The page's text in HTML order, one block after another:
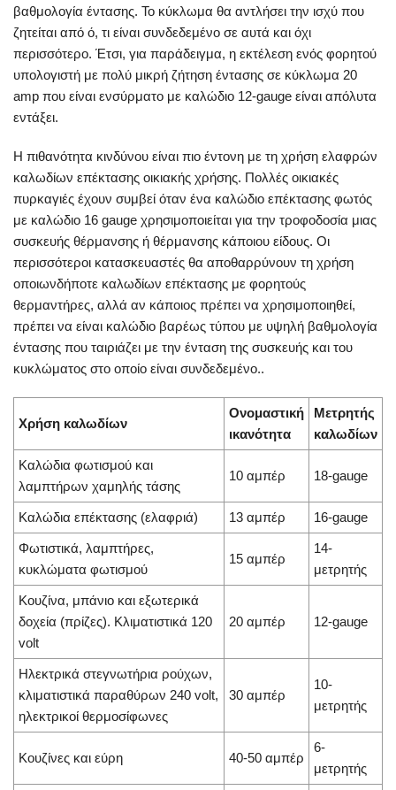
βαθμολογία έντασης. Το κύκλωμα θα αντλήσει την ισχύ που
ζητείται από ό, τι είναι συνδεδεμένο σε αυτά και όχι
περισσότερο. Έτσι, για παράδειγμα, η εκτέλεση ενός φορητού
υπολογιστή με πολύ μικρή ζήτηση έντασης σε κύκλωμα 20
amp που είναι ενσύρματο με καλώδιο 12-gauge είναι απόλυτα
εντάξει.
Η πιθανότητα κινδύνου είναι πιο έντονη με τη χρήση ελαφρών
καλωδίων επέκτασης οικιακής χρήσης. Πολλές οικιακές
πυρκαγιές έχουν συμβεί όταν ένα καλώδιο επέκτασης φωτός
με καλώδιο 16 gauge χρησιμοποιείται για την τροφοδοσία μιας
συσκευής θέρμανσης ή θέρμανσης κάποιου είδους. Οι
περισσότεροι κατασκευαστές θα αποθαρρύνουν τη χρήση
οποιωνδήποτε καλωδίων επέκτασης με φορητούς
θερμαντήρες, αλλά αν κάποιος πρέπει να χρησιμοποιηθεί,
πρέπει να είναι καλώδιο βαρέως τύπου με υψηλή βαθμολογία
έντασης που ταιριάζει με την ένταση της συσκευής και του
κυκλώματος στο οποίο είναι συνδεδεμένο..
Χρήση καλωδίων
Ονομαστική
ικανότητα
Μετρητής
καλωδίων
Καλώδια φωτισμού και
λαμπτήρων χαμηλής τάσης
10 αμπέρ 18-gauge
Καλώδια επέκτασης (ελαφριά) 13 αμπέρ 16-gauge
Φωτιστικά, λαμπτήρες,
κυκλώματα φωτισμού
15 αμπέρ
14-
μετρητής
Κουζίνα, μπάνιο και εξωτερικά
δοχεία (πρίζες). Κλιματιστικά 120
volt
20 αμπέρ 12-gauge
Ηλεκτρικά στεγνωτήρια ρούχων,
κλιματιστικά παραθύρων 240 volt,
ηλεκτρικοί θερμοσίφωνες
30 αμπέρ
10-
μετρητής
Κουζίνες και εύρη 40-50 αμπέρ
6-
μετρητής